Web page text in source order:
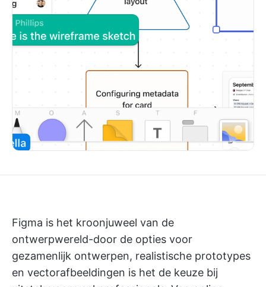
Figma is het kroonjuweel van de
ontwerpwereld-door de opties voor
gezamenlijk ontwerpen, realistische prototypes
en vectorafbeeldingen is het de keuze bij